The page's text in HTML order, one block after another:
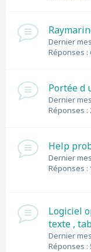
Dernier
Réponses :
Portée d
Dernier
Réponses :
Help
Dernier
Réponses :
Logiciel
texte ,
Dernier
Réponses :